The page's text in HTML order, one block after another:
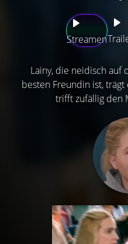
Streamen
Lainy, die neidisch auf
besten Freundin ist,
trifft zufällig den